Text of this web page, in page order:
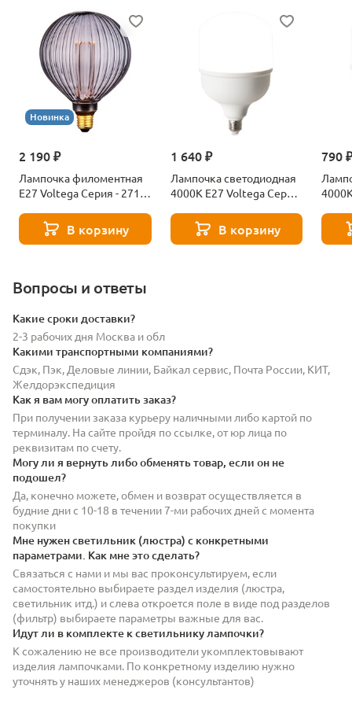
Новинка
2 190 ₽
Лампочка филоментная
Е27 Voltega Серия - 271
В корзину
1 640 ₽
Лампочка светодиодная
4000К Е27 Voltega Серия
В корзину
790
Вопросы и ответы
Какие сроки доставки?
2-3 рабочих дня Москва и обл
Какими транспортными компаниями?
Сдэк, Пэк, Деловые линии, Байкал сервис, Почта России, КИТ,
Желдорэкспедиция
Как я вам могу оплатить заказ?
При получении заказа курьеру наличными либо картой по
терминалу. На сайте пройдя по ссылке, от юр лица по
реквизитам по счету.
Могу ли я вернуть либо обменять товар, если он не
подошел?
Да, конечно можете, обмен и возврат осуществляется в
будние дни с 10-18 в течении 7-ми рабочих дней с момента
покупки
Мне нужен светильник (люстра) с конкретными
параметрами. Как мне это сделать?
Связаться с нами и мы вас проконсультируем, если
самостоятельно выбираете раздел изделия (люстра,
светильник итд.) и слева откроется поле в виде под разделов
(фильтр) выбираете параметры важные для вас.
Идут ли в комплекте к светильнику лампочки?
К сожалению не все производители укомплектовывают
изделия лампочками. По конкретному изделию нужно
уточнять у наших менеджеров (консультантов)